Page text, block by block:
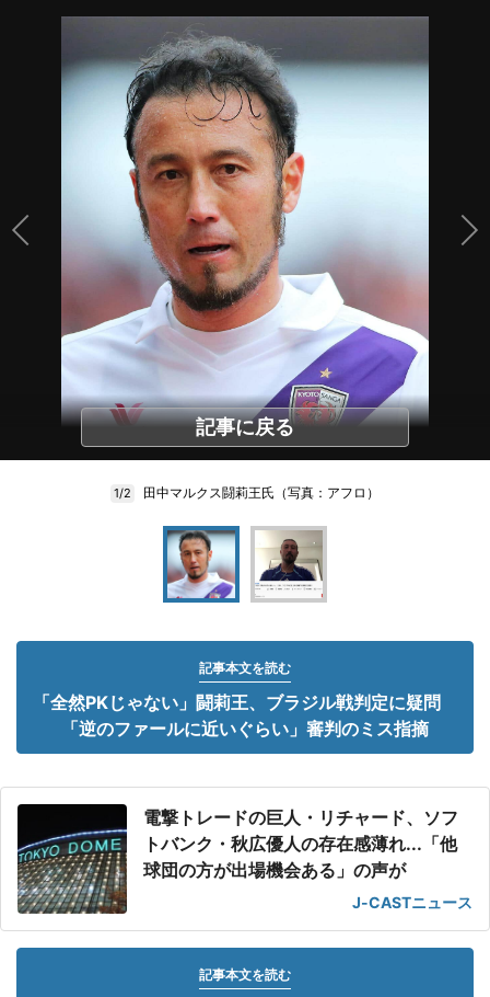
記事に戻る
1/2 田中マルクス闘莉王氏（写真：アフロ）
記事本文を読む
「全然PKじゃない」闘莉王、ブラジル戦判定に疑問
「逆のファールに近いぐらい」審判のミス指摘
電撃トレードの巨人・リチャード、ソフ
トバンク・秋広優人の存在感薄れ...「他
球団の方が出場機会ある」の声が
J-CASTニュース
記事本文を読む